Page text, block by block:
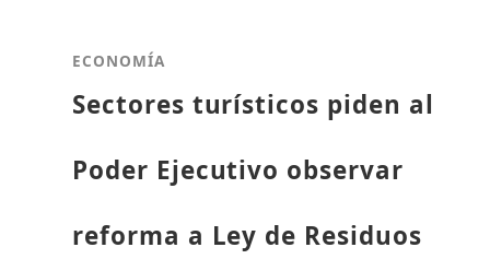
ECONOMÍA
Sectores turísticos piden al
Poder Ejecutivo observar
reforma a Ley de Residuos